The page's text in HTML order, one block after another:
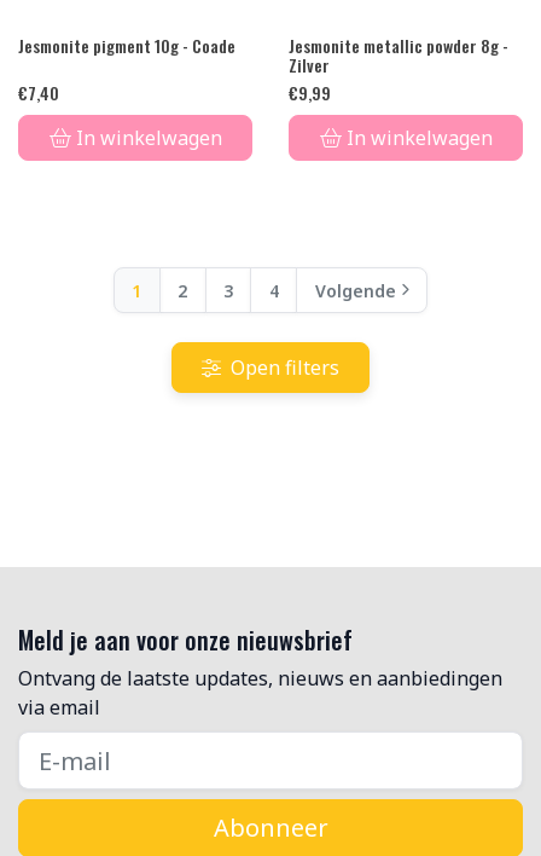
Jesmonite pigment 10g - Coade
€7,40
In winkelwagen
Jesmonite metallic powder 8g -
Zilver
€9,99
In winkelwagen
1 2 3 4 Volgende
Open filters
Meld je aan voor onze nieuwsbrief
Ontvang de laatste updates, nieuws en aanbiedingen
via email
Abonneer